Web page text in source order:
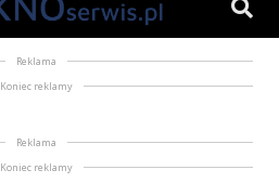
Reklama
Koniec reklamy
Reklama
Koniec reklamy